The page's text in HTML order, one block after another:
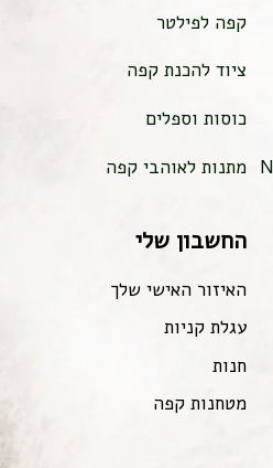
קפה לפילטר
ציוד להכנת קפה
כוסות וספלים
מתנות לאוהבי קפה
החשבון שלי
האיזור האישי שלך
עגלת קניות
חנות
מטחנות קפה